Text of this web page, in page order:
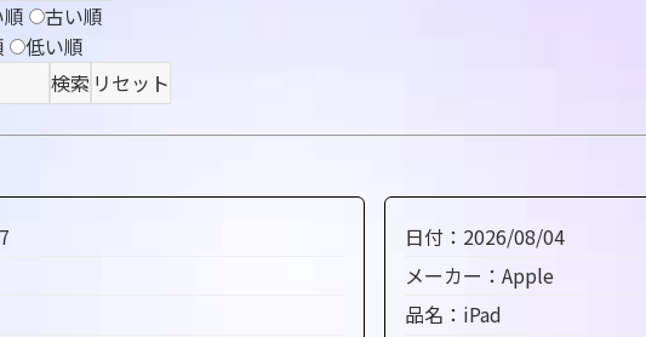
古い順
低い順
検索 リセット
日付：2026/08/04
メーカー：Apple
品名：iPad